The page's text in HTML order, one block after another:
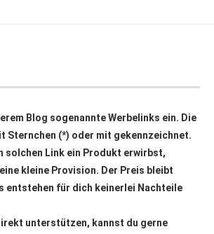
Blog sogenannte Werbelinks ein. Die
Sternchen (*) oder mit gekennzeichnet.
solchen Link ein Produkt erwirbst,
kleine Provision. Der Preis bleibt
entstehen für dich keinerlei Nachteile
unterstützen, kannst du gerne